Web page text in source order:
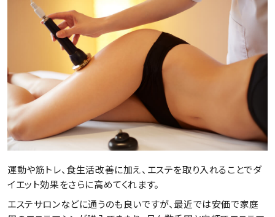
運動や筋トレ、食生活改善に加え、エステを取り入れることでダ
イエット効果をさらに高めてくれます。
エステサロンなどに通うのも良いですが、最近では安価で家庭